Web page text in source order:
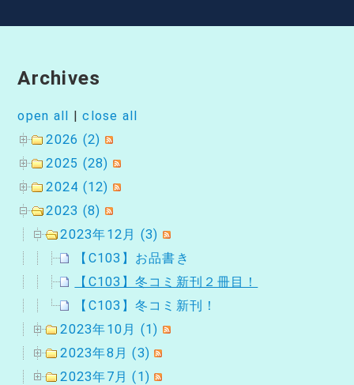
Archives
open all |close all
2026 (2)
2025 (28)
2024 (12)
2023 (8)
2023年12月 (3)
【C103】お品書き
【C103】冬コミ新刊２冊目！
【C103】冬コミ新刊！
2023年10月 (1)
2023年8月 (3)
2023年7月 (1)